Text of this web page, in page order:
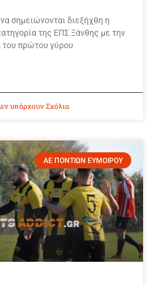
σημειώνονται διεξήχθη η
της ΕΠΣ Ξάνθης με την
του πρώτου γύρου
υπάρχουν Σχόλια
ΑΕ ΠΟΝΤΙΩΝ ΕΥΜΟΙΡΟΥ